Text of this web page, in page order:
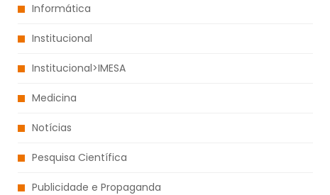
Informática
Institucional
Institucional>IMESA
Medicina
Notícias
Pesquisa Científica
Publicidade e Propaganda